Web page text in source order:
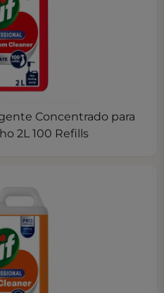
Concentrado para
2L 100 Refills